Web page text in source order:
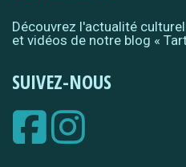
Découvrez l'actualité
et vidéos de notre blog «
SUIVEZ-NOUS